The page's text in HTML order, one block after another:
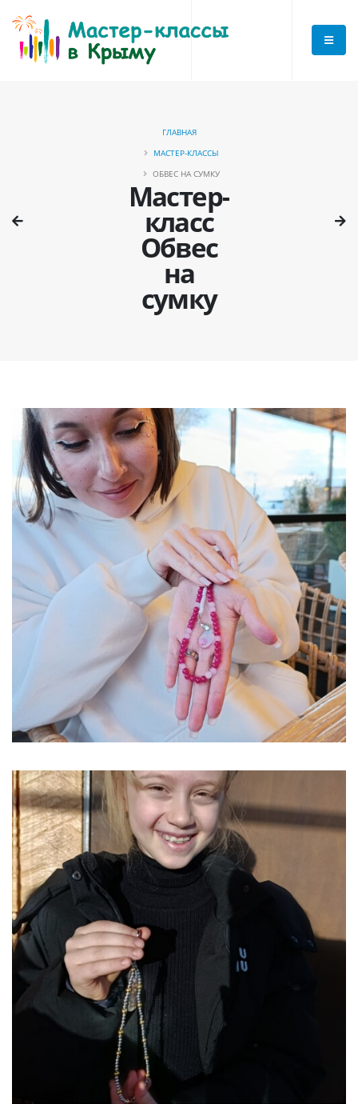
Мастер-
класс
Обвес
на
сумку
ГЛАВНАЯ
МАСТЕР-КЛАССЫ
ОБВЕС НА СУМКУ